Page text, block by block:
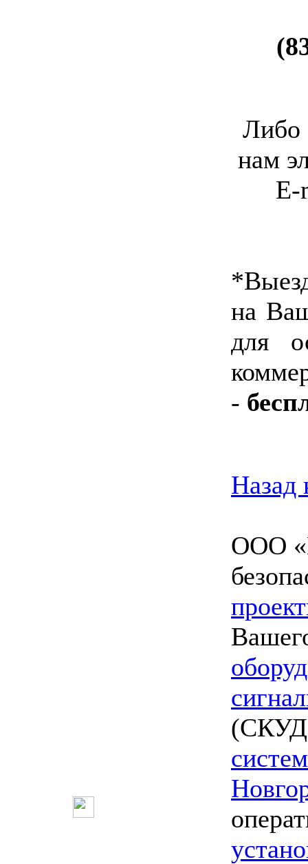
Либо
нам
на
для
-
Назад
ООО